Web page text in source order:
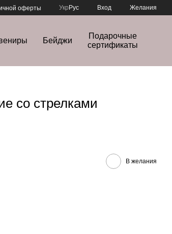
оферты
Укр Рус Вход Желания
Бейджи
Подарочные
сертификаты
со стрелками
В желания